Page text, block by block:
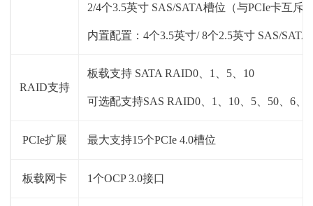
2/4个3.5英寸 SAS/SATA槽位（与PCIe卡互斥
内置配置：4个3.5英寸/ 8个2.5英寸 SAS/
RAID支持
板载支持 SATA RAID0、1、5、10
可选配支持SAS RAID0、1、10、5、50、6、
PCIe扩展 最大支持15个PCIe 4.0槽位
板载网卡 1个OCP 3.0接口